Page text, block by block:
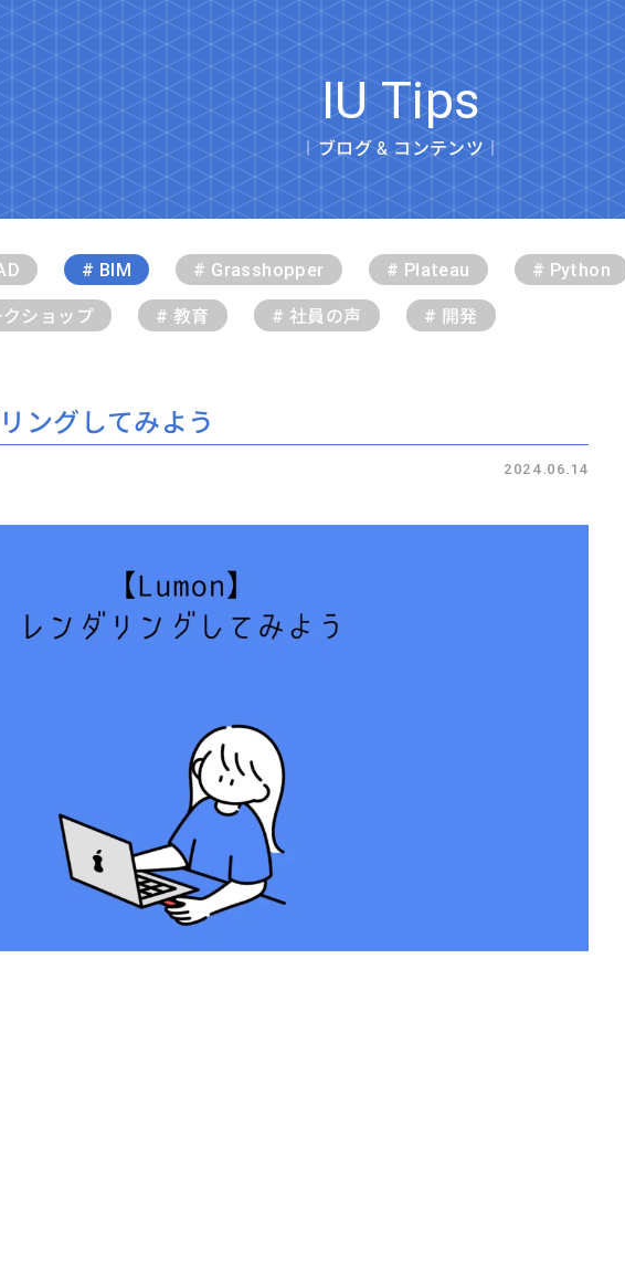
IU Tips
︱ブログ & コンテンツ︱
# BIM # Grasshopper # Plateau # Python
ショップ # 教育 # 社員の声 # 開発
ングしてみよう
2024.06.14